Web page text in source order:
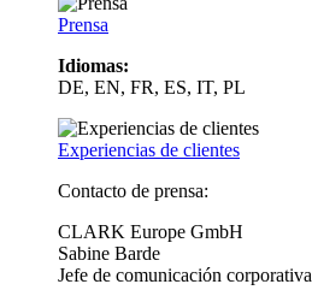
Prensa
Idiomas:
DE, EN, FR, ES, IT, PL
Experiencias de clientes
Contacto de prensa:
CLARK Europe GmbH
Sabine Barde
Jefe de comunicación corporativa